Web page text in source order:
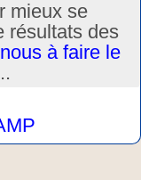
mieux se
résultats des
à faire le